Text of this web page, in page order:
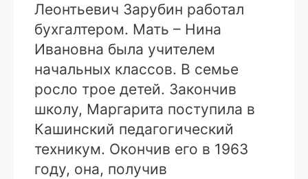
Леонтьевич Зарубин работал
бухгалтером. Мать – Нина
Ивановна была учителем
начальных классов. В семье
росло трое детей. Закончив
школу, Маргарита поступила в
Кашинский педагогический
техникум. Окончив его в 1963
году, она, получив